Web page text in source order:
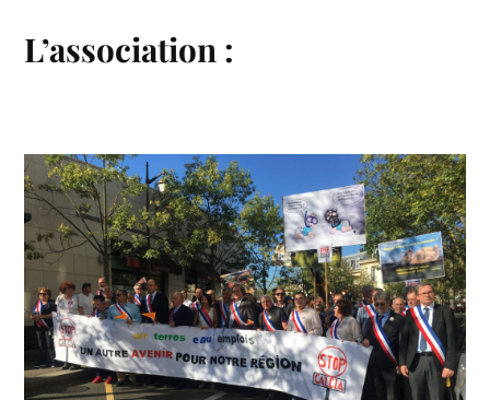
L’association :